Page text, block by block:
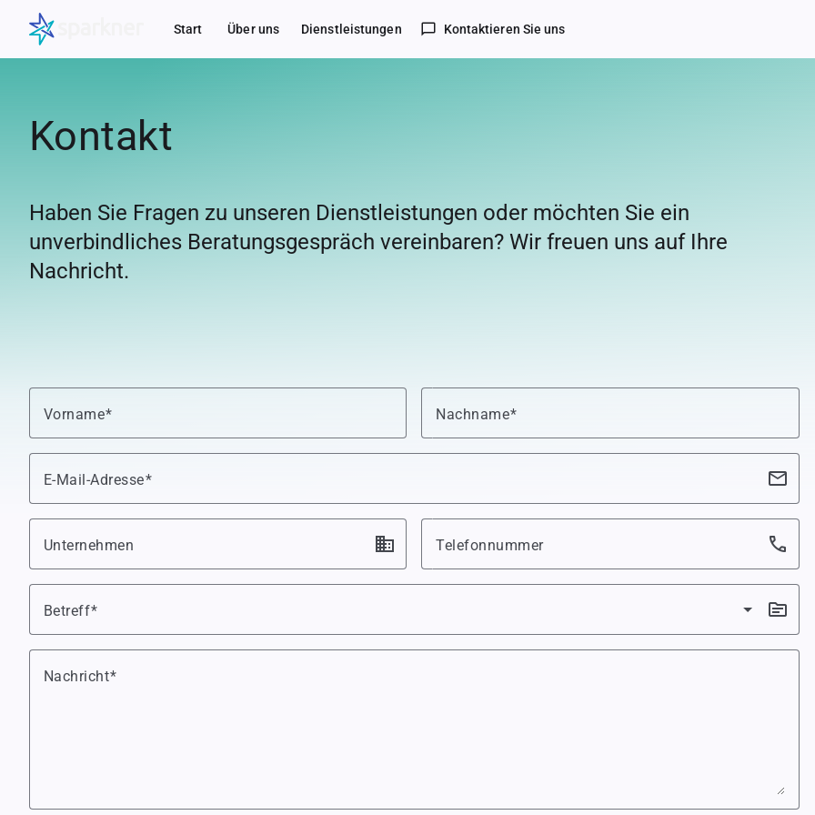
Start Über uns Dienstleistungen chat_bubble_outline Kontaktieren Sie uns
Kontakt
Haben Sie Fragen zu unseren Dienstleistungen oder möchten Sie ein
unverbindliches Beratungsgespräch vereinbaren? Wir freuen uns auf Ihre
Nachricht.
Vorname Nachname
E-Mail-Adresse email
Unternehmen business Telefonnummer phone
Betreff
Wählen Sie einen Betreff topic
Nachricht